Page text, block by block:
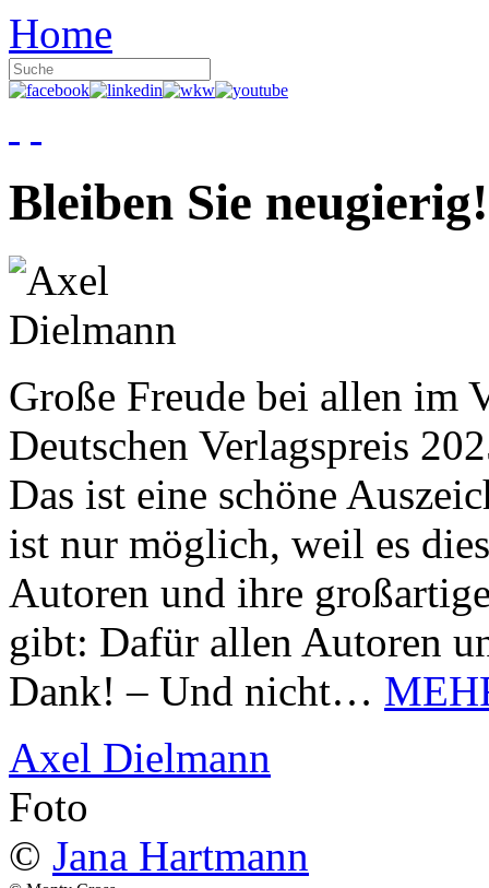
Home
Bleiben Sie neugierig!
Große Freude bei allen im
Deutschen Verlagspreis
Das ist eine schöne
ist nur möglich, weil es
Autoren und ihre
gibt: Dafür allen Autoren
Dank! – Und nicht…
Axel Dielmann
Foto
© Jana Hartmann